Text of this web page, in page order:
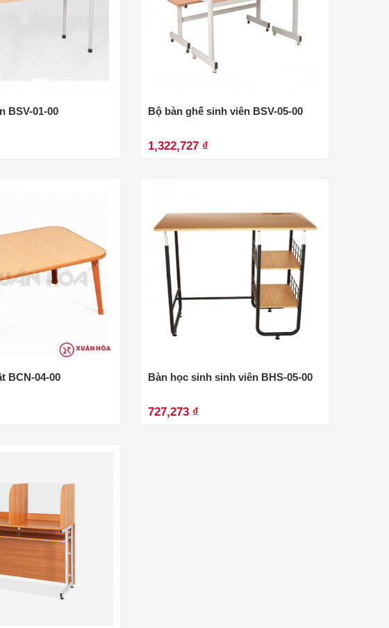
BSV-01-00 Bộ bàn ghế sinh viên BSV-05-00
1,322,727 ₫
BCN-04-00 Bàn học sinh sinh viên BHS-05-00
727,273 ₫